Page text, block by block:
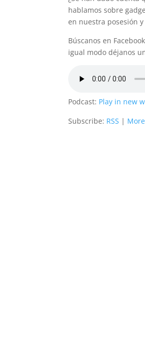
hablamos sobre
en nuestra posesión
Búscanos en
igual modo déjanos
Podcast: Play in new
Subscribe: RSS | More